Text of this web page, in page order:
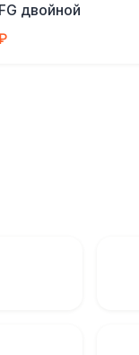
двойной